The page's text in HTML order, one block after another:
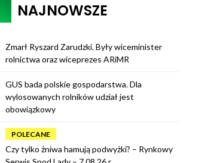
NAJNOWSZE
Zmarł Ryszard Zarudzki. Były wiceminister
rolnictwa oraz wiceprezes ARiMR
GUS bada polskie gospodarstwa. Dla
wylosowanych rolników udział jest
obowiązkowy
POLECANE
Czy tylko żniwa hamują podwyżki? – Rynkowy